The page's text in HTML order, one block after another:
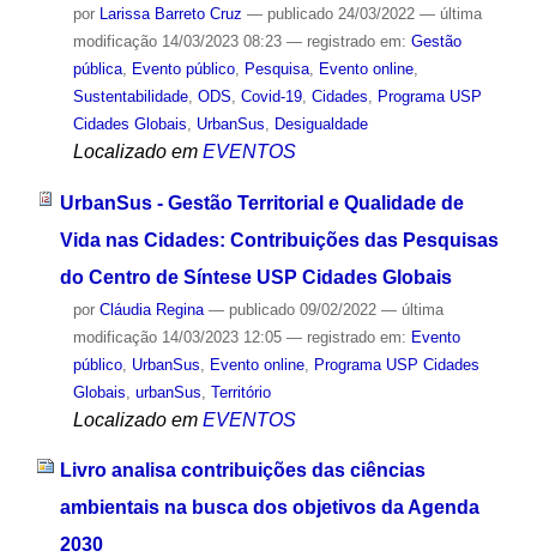
por Larissa Barreto Cruz — publicado24/03/2022 — última
modificação14/03/2023 08:23 — registrado em: Gestão
pública, Evento público, Pesquisa, Evento online,
Sustentabilidade, ODS, Covid-19, Cidades, Programa USP
Cidades Globais, UrbanSus, Desigualdade
Localizado em EVENTOS
UrbanSus - Gestão Territorial e Qualidade de
Vida nas Cidades: Contribuições das Pesquisas
do Centro de Síntese USP Cidades Globais
por Cláudia Regina — publicado09/02/2022 — última
modificação14/03/2023 12:05 — registrado em: Evento
público, UrbanSus Evento online, Programa USP Cidades
Globais urbanSus Território
Localizado em EVENTOS
Livro analisa contribuições das ciências
ambientais na busca dos objetivos da Agenda
2030